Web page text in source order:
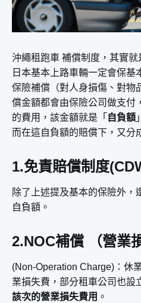
沖繩租跑車 補償制度，其實就
日本基本上路車輛一定會保基
保險補償（對人身損傷、對物
償金額都會由保險公司做支付
的費用，該金額就是「 自負額
而在這自負額的賠償下，又分
1.免責賠償制度
除了上述提及基本的保險外，
自負額。
2.NOC補償 （營業
(Non-Operation Charge)：休
業損失費，部分租車公司也設
該次的營業損失費用 。